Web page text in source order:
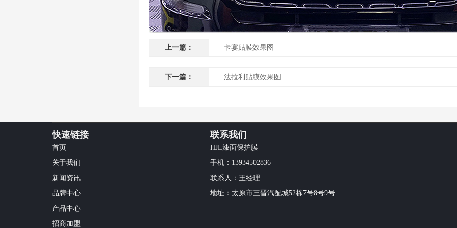
上一篇： 卡宴贴膜效果图
下一篇： 法拉利贴膜效果图
快速链接
首页
关于我们
新闻资讯
品牌中心
产品中心
招商加盟
联系我们
HJL漆面保护膜
手机：13934502836
联系人：王经理
地址：太原市三晋汽配城52栋7号8号9号